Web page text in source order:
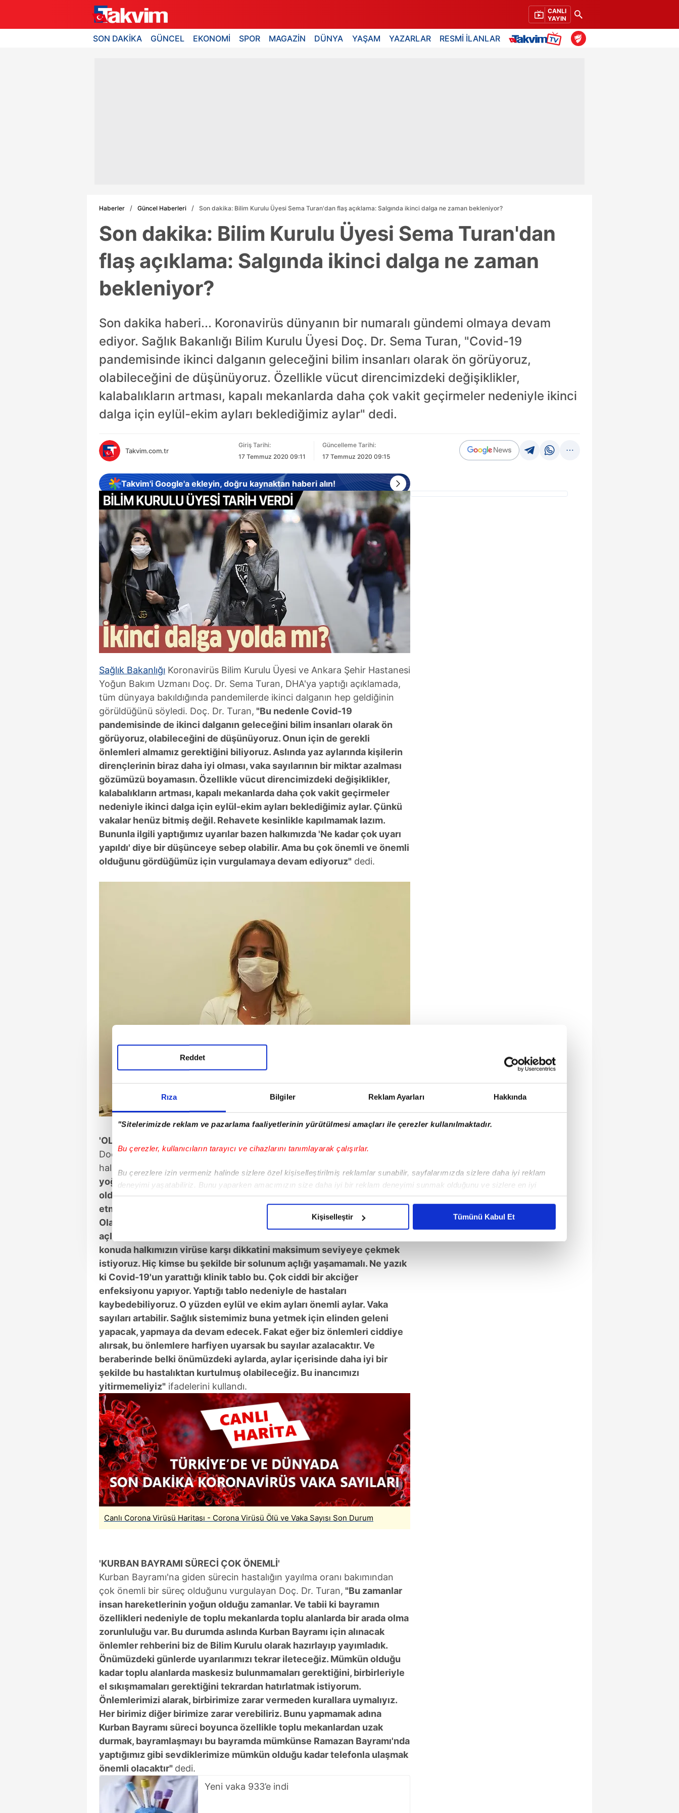
Rıza Bilgiler Reklam Ayarları Hakkında
"Sitelerimizde reklam ve pazarlama faaliyetlerinin yürütülmesi amaçları ile çerezler kullanılmaktadır.
Bu çerezler, kullanıcıların tarayıcı ve cihazlarını tanımlayarak çalışırlar.
Bu çerezlere izin vermeniz halinde sizlere özel kişiselleştirilmiş reklamlar sunabilir, sayfalarımızda sizlere daha iyi reklam
deneyimi yaşatabiliriz. Bunu yaparken amacımızın size daha iyi bir reklam deneyimi sunmak olduğunu ve sizlere en iyi
içerikleri sunabilmek adına elimizden gelen çabayı gösterdiğimizi ve bu noktada, reklamların maliyetlerimizi karşılamak
Sizlere daha iyi bir hizmet sunabilmek için İnternet Sitemizde kendimize ve üçüncü kişilere ait çerezler kullanılmaktadır. Bu
çerezler vasıtasıyla çeşitli kişisel verileriniz işlenmekte olup gerekli olan çerezler bilgi toplumu hizmetlerinin sunulması
amacıyla kullanılmaktadır. Diğer çerezler, sitemizin daha işlevsel kılınması ve kişiselleştirilmesi ve sizlere yönelik
reklam/pazarlama faaliyetlerinin yapılması, amaçlarıyla sınırlı olarak açık rızanız dahilinde kullanılacaktır.
Çerezlere ilişkin tercihlerinizi aşağıda yer alan panel vasıtasıyla belirleyebilirsiniz. Çerezlere ilişkin detaylı bilgi için Ayarlar
butonuna tıklayabilir,Çerez Bilgilendirme Metnimiziziyaret edebilirsiniz.
6698 sayılı Kişisel Verilerin Korunması Kanunu uyarınca hazırlanmış Aydınlatma Metnimizi okumak ve sitemizde ilgili
mevzuata uygun olarak kullanılan çerezlerle ilgili bilgi almak için lütfentıklayınız
Reddet
Kişiselleştir Tümünü Kabul Et
CANLI
YAYIN
SON DAKİKA GÜNCEL EKONOMİ SPOR MAGAZİN DÜNYA YAŞAM YAZARLAR RESMİ İLANLAR
Haberler Güncel Haberleri Son dakika: Bilim Kurulu Üyesi Sema Turan'dan flaş açıklama: Salgında ikinci dalga ne zaman bekleniyor?
Son dakika: Bilim Kurulu Üyesi Sema Turan'dan
flaş açıklama: Salgında ikinci dalga ne zaman
bekleniyor?
Son dakika haberi... Koronavirüs dünyanın bir numaralı gündemi olmaya devam
ediyor. Sağlık Bakanlığı Bilim Kurulu Üyesi Doç. Dr. Sema Turan, "Covid-19
pandemisinde ikinci dalganın geleceğini bilim insanları olarak ön görüyoruz,
olabileceğini de düşünüyoruz. Özellikle vücut direncimizdeki değişiklikler,
kalabalıkların artması, kapalı mekanlarda daha çok vakit geçirmeler nedeniyle ikinci
dalga için eylül-ekim ayları beklediğimiz aylar" dedi.
Takvim.com.tr
Giriş Tarihi:
17 Temmuz 2020 09:11
Güncelleme Tarihi:
17 Temmuz 2020 09:15
Takvim'i Google'a ekleyin, doğru kaynaktan haberi alın!
Sağlık Bakanlığı Koronavirüs Bilim Kurulu Üyesi ve Ankara Şehir Hastanesi
Yoğun Bakım Uzmanı Doç. Dr. Sema Turan, DHA'ya yaptığı açıklamada,
tüm dünyaya bakıldığında pandemilerde ikinci dalganın hep geldiğinin
görüldüğünü söyledi. Doç. Dr. Turan, "Bu nedenle Covid-19
pandemisinde de ikinci dalganın geleceğini bilim insanları olarak ön
görüyoruz, olabileceğini de düşünüyoruz. Onun için de gerekli
önlemleri almamız gerektiğini biliyoruz. Aslında yaz aylarında kişilerin
dirençlerinin biraz daha iyi olması, vaka sayılarının bir miktar azalması
gözümüzü boyamasın. Özellikle vücut direncimizdeki değişiklikler,
kalabalıkların artması, kapalı mekanlarda daha çok vakit geçirmeler
nedeniyle ikinci dalga için eylül-ekim ayları beklediğimiz aylar. Çünkü
vakalar henüz bitmiş değil. Rehavete kesinlikle kapılmamak lazım.
Bununla ilgili yaptığımız uyarılar bazen halkımızda 'Ne kadar çok uyarı
yapıldı' diye bir düşünceye sebep olabilir. Ama bu çok önemli ve önemli
olduğunu gördüğümüz için vurgulamaya devam ediyoruz" dedi.
'OLAY BİTMİŞ DEĞİL'
Doç. Dr. Turan, koronavirüs süreci boyunca yoğun bakımdaki insanların
halinin kendilerini çok üzdüğünü belirterek, "Çünkü özellikle bizler
yoğun bakımda solunum açlığı içerisindeki hastaları görmekten
oldukça mutsuzuz. Sağlık sistemimiz bu virüsü engellemek ve tedavi
etmek için uğraşıyor, sağlık çalışanlarımız çok büyük efor sarf ediyor.
Olay bitmiş değil. Bizim için her hasta çok değerli. Ve özellikle solunum
açlığı çeken hastaları anlatmak hakikaten çok zor. Ondan dolayı bu
konuda halkımızın virüse karşı dikkatini maksimum seviyeye çekmek
istiyoruz. Hiç kimse bu şekilde bir solunum açlığı yaşamamalı. Ne yazık
ki Covid-19'un yarattığı klinik tablo bu. Çok ciddi bir akciğer
enfeksiyonu yapıyor. Yaptığı tablo nedeniyle de hastaları
kaybedebiliyoruz. O yüzden eylül ve ekim ayları önemli aylar. Vaka
sayıları artabilir. Sağlık sistemimiz buna yetmek için elinden geleni
yapacak, yapmaya da devam edecek. Fakat eğer biz önlemleri ciddiye
alırsak, bu önlemlere harfiyen uyarsak bu sayılar azalacaktır. Ve
beraberinde belki önümüzdeki aylarda, aylar içerisinde daha iyi bir
şekilde bu hastalıktan kurtulmuş olabileceğiz. Bu inancımızı
yitirmemeliyiz" ifadelerini kullandı.
Canlı Corona Virüsü Haritası - Corona Virüsü Ölü ve Vaka Sayısı Son Durum
'KURBAN BAYRAMI SÜRECİ ÇOK ÖNEMLİ'
Kurban Bayramı'na giden sürecin hastalığın yayılma oranı bakımından
çok önemli bir süreç olduğunu vurgulayan Doç. Dr. Turan, "Bu zamanlar
insan hareketlerinin yoğun olduğu zamanlar. Ve tabii ki bayramın
özellikleri nedeniyle de toplu mekanlarda toplu alanlarda bir arada olma
zorunluluğu var. Bu durumda aslında Kurban Bayramı için alınacak
önlemler rehberini biz de Bilim Kurulu olarak hazırlayıp yayımladık.
Önümüzdeki günlerde uyarılarımızı tekrar ileteceğiz. Mümkün olduğu
kadar toplu alanlarda maskesiz bulunmamaları gerektiğini, birbirleriyle
el sıkışmamaları gerektiğini tekrardan hatırlatmak istiyorum.
Önlemlerimizi alarak, birbirimize zarar vermeden kurallara uymalıyız.
Her birimiz diğer birimize zarar verebiliriz. Bunu yapmamak adına
Kurban Bayramı süreci boyunca özellikle toplu mekanlardan uzak
durmak, bayramlaşmayı bu bayramda mümkünse Ramazan Bayramı'nda
yaptığımız gibi sevdiklerimize mümkün olduğu kadar telefonla ulaşmak
önemli olacaktır" dedi.
Yeni vaka 933’e indi